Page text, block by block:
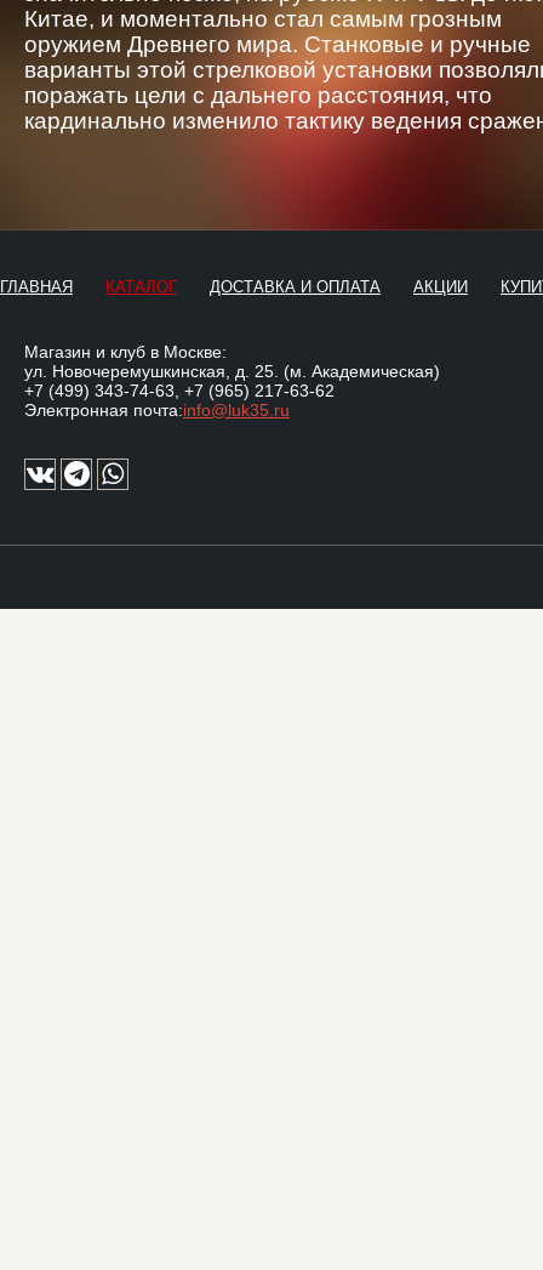
Китае, и моментально стал самым грозным
оружием Древнего мира. Станковые и ручные
варианты этой стрелковой установки
поражать цели с дальнего расстояния, что
кардинально изменило тактику ведения
ГЛАВНАЯ КАТАЛОГ ДОСТАВКА И ОПЛАТА АКЦИИ
Магазин и клуб в Москве:
ул. Новочеремушкинская, д. 25. (м. Академическая)
+7 (499) 343-74-63 +7 (965) 217-63-62
Электронная почта:info@luk35.ru